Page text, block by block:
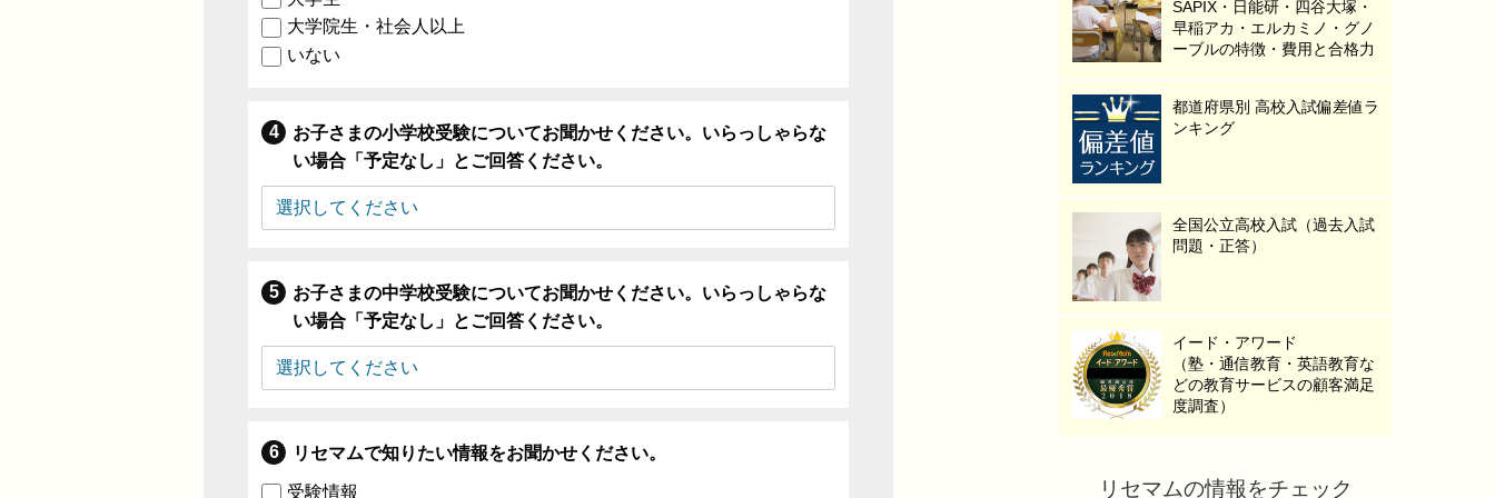
大学院生・社会人以上
いない
お子さまの小学校受験についてお聞かせください。いらっしゃらな
い場合「予定なし」とご回答ください。
お子さまの中学校受験についてお聞かせください。いらっしゃらな
い場合「予定なし」とご回答ください。
リセマムで知りたい情報をお聞かせください。
受験情報
SAPIX・日能研・四谷大塚・
早稲アカ・エルカミノ・グノ
ーブルの特徴・費用と合格力
都道府県別 高校入試偏差値ラ
ンキング
全国公立高校入試（過去入試
問題・正答）
イード・アワード
（塾・通信教育・英語教育な
どの教育サービスの顧客満足
度調査）
リセマムの情報をチェック